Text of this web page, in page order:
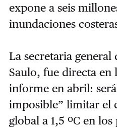
expone a seis
inundaciones
La secretaria general
Saulo, fue directa en
informe en abril:
imposible” limitar el
global a 1,5 ºC en